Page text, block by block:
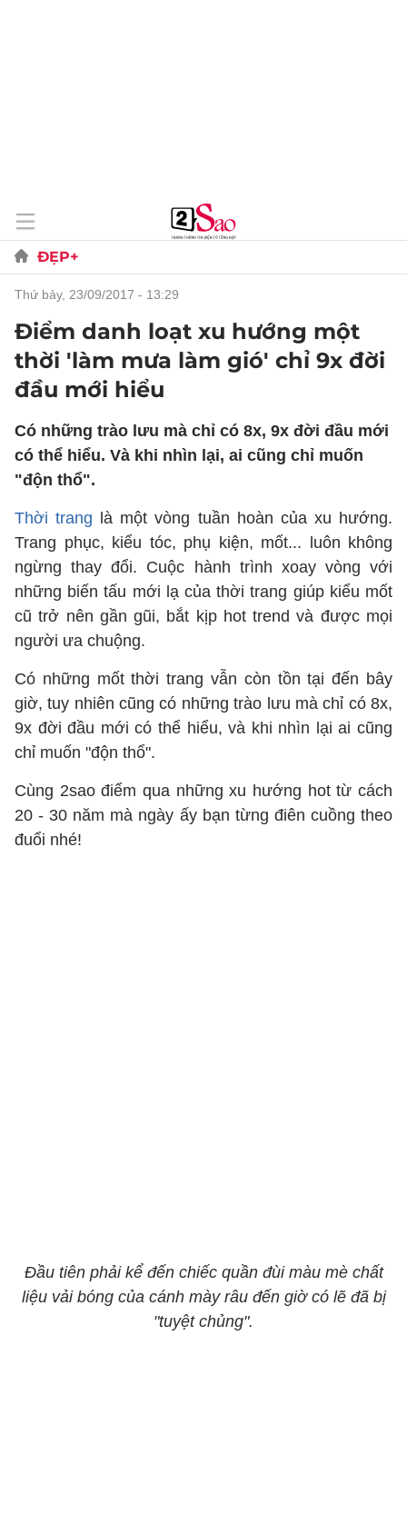
ĐẸP+
thứ bảy, 23/09/2017 - 13:29
Điểm danh loạt xu hướng một
thời 'làm mưa làm gió' chỉ 9x đời
đầu mới hiểu
Có những trào lưu mà chỉ có 8x, 9x đời đầu mới
có thể hiểu. Và khi nhìn lại, ai cũng chỉ muốn
"độn thổ".
Thời trang là một vòng tuần hoàn của xu hướng.
Trang phục, kiểu tóc, phụ kiện, mốt... luôn không
ngừng thay đổi. Cuộc hành trình xoay vòng với
những biến tấu mới lạ của thời trang giúp kiểu mốt
cũ trở nên gần gũi, bắt kịp hot trend và được mọi
người ưa chuộng.
Có những mốt thời trang vẫn còn tồn tại đến bây
giờ, tuy nhiên cũng có những trào lưu mà chỉ có 8x,
9x đời đầu mới có thể hiểu, và khi nhìn lại ai cũng
chỉ muốn "độn thổ".
Cùng 2sao điểm qua những xu hướng hot từ cách
20 - 30 năm mà ngày ấy bạn từng điên cuồng theo
đuổi nhé!
Đầu tiên phải kể đến chiếc quần đùi màu mè chất
liệu vải bóng của cánh mày râu đến giờ có lẽ đã bị
"tuyệt chủng".